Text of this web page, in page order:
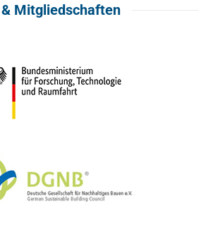
Mitgliedschaften